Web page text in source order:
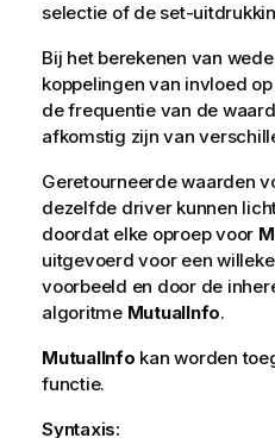
selectie of de set-
Bij het berekenen van
koppelingen van invloed
de frequentie van de
afkomstig zijn van
Geretourneerde waarden
dezelfde driver kunnen
doordat elke oproep voor
uitgevoerd voor een
voorbeeld en door de
algoritme MutualInfo.
MutualInfo kan worden
functie.
Syntaxis: